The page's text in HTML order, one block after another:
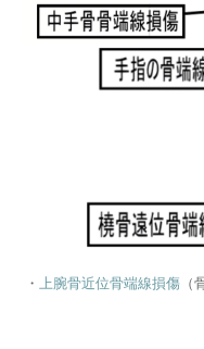
・ 上腕骨近位骨端線損傷（